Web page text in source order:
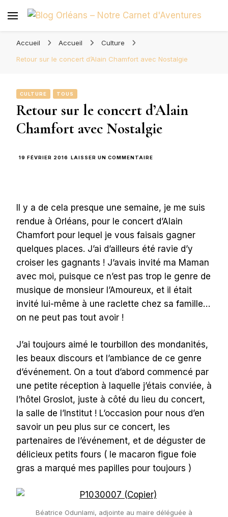
d'Aventures
Accueil Accueil
Culture
Retour sur le concert d’Alain Chamfort avec Nostalgie
CULTURE TOUS
Retour sur le concert d’Alain
Chamfort avec Nostalgie
19 FÉVRIER 2016 LAISSER UN COMMENTAIRE
CHAMFORT
AVEC
NOSTALGIE
Il y a de cela presque une semaine, je me suis
rendue à Orléans, pour le concert d’Alain
Chamfort pour lequel je vous faisais gagner
quelques places. J’ai d’ailleurs été ravie d’y
croiser les gagnants ! J’avais invité ma Maman
avec moi, puisque ce n’est pas trop le genre de
musique de monsieur l’Amoureux, et il était
invité lui-même à une raclette chez sa famille…
on ne peut pas tout avoir !
J’ai toujours aimé le tourbillon des mondanités,
les beaux discours et l’ambiance de ce genre
d’événement. On a tout d’abord commencé par
une petite réception à laquelle j’étais conviée, à
l’hôtel Groslot, juste à côté du lieu du concert,
la salle de l’Institut ! L’occasion pour nous d’en
savoir un peu plus sur ce concert, les
partenaires de l’événement, et de déguster de
délicieux petits fours ( le macaron figue foie
gras a marqué mes papilles pour toujours )
Béatrice Odunlami, adjointe au maire déléguée à